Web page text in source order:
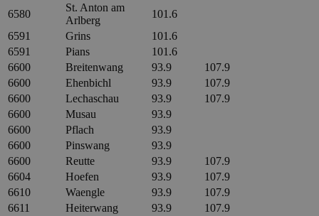
6580
St. Anton am
Arlberg
101.6
6591
Grins
101.6
6591
Pians
101.6
6600
Breitenwang 93.9
107.9
6600
Ehenbichl 93.9
107.9
6600
Lechaschau 93.9
107.9
6600
Musau
93.9
6600
Pflach
93.9
6600
Pinswang
93.9
6600
Reutte 93.9
107.9
6604
Hoefen 93.9
107.9
6610
Waengle 93.9
107.9
6611
Heiterwang 93.9
107.9